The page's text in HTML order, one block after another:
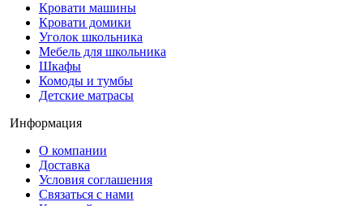
Кровати машины
Кровати домики
Уголок школьника
Мебель для школьника
Шкафы
Комоды и тумбы
Детские матрасы
Информация
О компании
Доставка
Условия соглашения
Связаться с нами